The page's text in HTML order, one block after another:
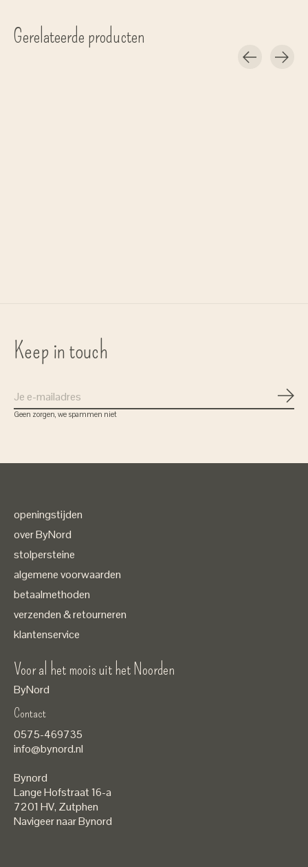
Gerelateerde producten
Keep in touch
Geen zorgen, we spammen niet
openingstijden
over ByNord
stolpersteine
algemene voorwaarden
betaalmethoden
verzenden & retourneren
klantenservice
Voor al het moois uit het Noorden
ByNord
Contact
0575-469735
info@bynord.nl
Bynord
Lange Hofstraat 16-a
7201 HV, Zutphen
Navigeer naar Bynord